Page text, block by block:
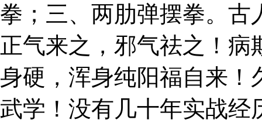
拳；三、两肋弹摆拳。古
正气来之，邪气祛之！
身硬，浑身纯阳福自来！
武学！没有几十年实战经